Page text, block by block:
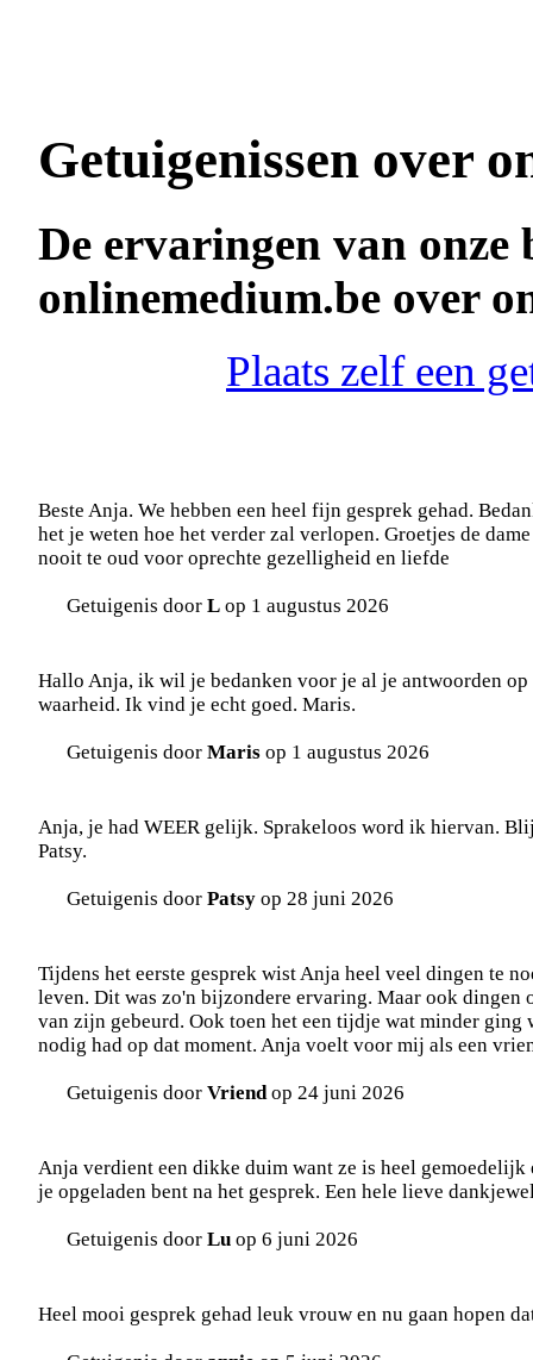
Getuigenissen over
De ervaringen van onze
onlinemedium.be over
Plaats zelf een
Beste Anja. We hebben een heel fijn gesprek gehad.
het je weten hoe het verder zal verlopen. Groetjes de
nooit te oud voor oprechte gezelligheid en liefde
Getuigenis door L op 1 augustus 2026
Hallo Anja, ik wil je bedanken voor je al je antwoorden
waarheid. Ik vind je echt goed. Maris.
Getuigenis door Maris op 1 augustus 2026
Anja, je had WEER gelijk. Sprakeloos word ik hiervan.
Patsy.
Getuigenis door Patsy op 28 juni 2026
Tijdens het eerste gesprek wist Anja heel veel dingen te
leven. Dit was zo'n bijzondere ervaring. Maar ook dingen
van zijn gebeurd. Ook toen het een tijdje wat minder
nodig had op dat moment. Anja voelt voor mij als een
Getuigenis door Vriendop 24 juni 2026
Anja verdient een dikke duim want ze is heel
je opgeladen bent na het gesprek. Een hele lieve
Getuigenis door Lu op 6 juni 2026
Heel mooi gesprek gehad leuk vrouw en nu gaan hopen